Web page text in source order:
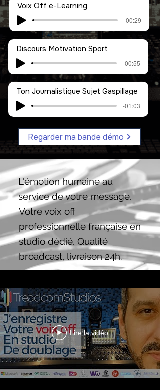
Voix Off e-Learning
-00:29
Discours Motivation Sport
-00:55
Ton Journalistique Sujet Gaspillage
-01:03
Regarder ma bande démo
L'émotion humaine au
service de votre message.
Votre voix off
professionnelle française en
studio dédié. Qualité
broadcast, livraison 24h.
Lire la vidéo